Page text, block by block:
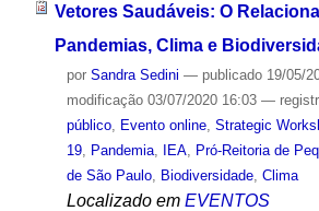
Vetores Saudáveis: O
Pandemias, Clima e
por Sandra Sedini — publicado19/05/
modificação03/07/2020 16:03 —
público, Evento online, Strategic
19, Pandemia, IEA, Pró-Reitoria de
de São Paulo, Biodiversidade, Clima
Localizado em EVENTOS